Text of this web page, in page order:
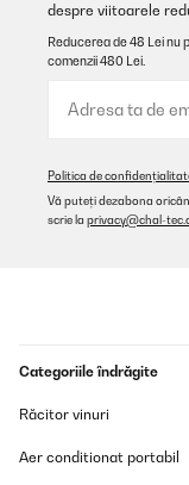
despre viitoarele
Reducerea de 48 Lei nu
comenzii 480 Lei.
Politica de
Vă puteți dezabona
scrie la privacy@chal-
Categoriile îndrăgite
Răcitor vinuri
Aer conditionat portabil